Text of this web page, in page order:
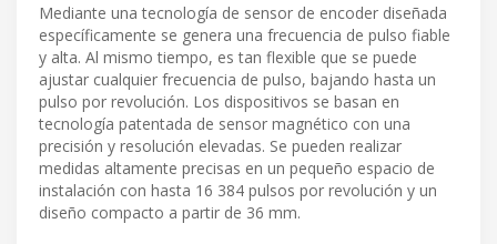
Mediante una tecnología de sensor de encoder diseñada
específicamente se genera una frecuencia de pulso fiable
y alta. Al mismo tiempo, es tan flexible que se puede
ajustar cualquier frecuencia de pulso, bajando hasta un
pulso por revolución. Los dispositivos se basan en
tecnología patentada de sensor magnético con una
precisión y resolución elevadas. Se pueden realizar
medidas altamente precisas en un pequeño espacio de
instalación con hasta 16 384 pulsos por revolución y un
diseño compacto a partir de 36 mm.